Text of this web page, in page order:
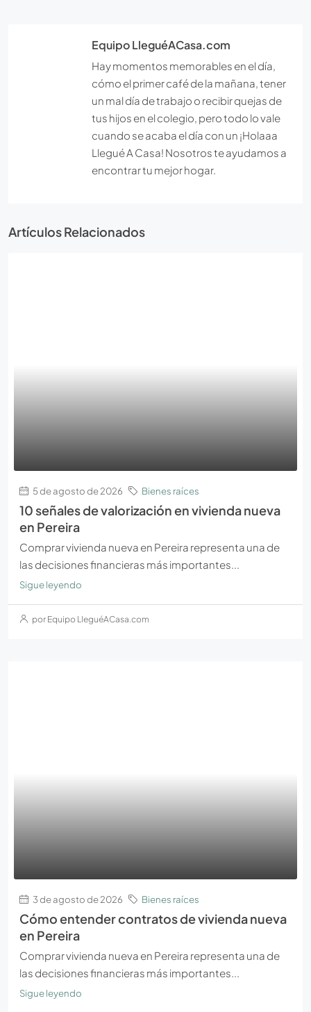
Equipo LleguéACasa.com
Hay momentos memorables en el día,
cómo el primer café de la mañana, tener
un mal día de trabajo o recibir quejas de
tus hijos en el colegio, pero todo lo vale
cuando se acaba el día con un ¡Holaaa
Llegué A Casa! Nosotros te ayudamos a
encontrar tu mejor hogar.
Artículos Relacionados
5 de agosto de 2026 Bienes raíces
10 señales de valorización en vivienda nueva
en Pereira
Comprar vivienda nueva en Pereira representa una de
las decisiones financieras más importantes...
Sigue leyendo
por Equipo LleguéACasa.com
3 de agosto de 2026 Bienes raíces
Cómo entender contratos de vivienda nueva
en Pereira
Comprar vivienda nueva en Pereira representa una de
las decisiones financieras más importantes...
Sigue leyendo